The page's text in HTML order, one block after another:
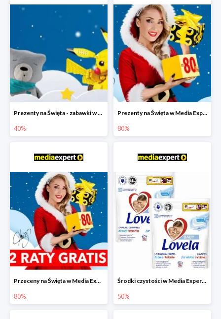
Prezenty na Święta - zabawki w Media Expert do -40%
40%
Prezenty na Święta w Media Expert do -80%
80%
Przeceny na Święta w Media Expert do -80% i 2 raty gratis
80%
Środki czystości w Media Expert do -50%
50%